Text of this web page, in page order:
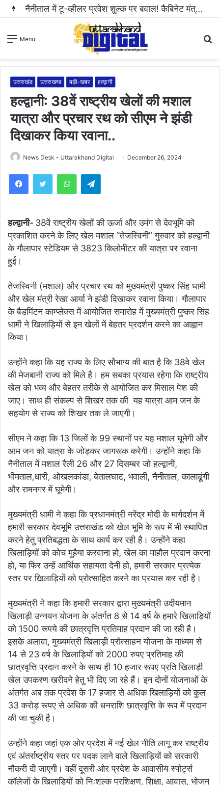
हल्द्वानी: महिला से अभद्रता करने और सोशल मीडिया पर धमकी भरा वीडियो वायरल करने वाला आरोपी गिरफ्तार..
Menu
उत्तराखंड उत्तराखण्ड बड़ी-खबर हल्द्वानी
हल्द्वानी: 38वें राष्ट्रीय खेलों की मशाल
यात्रा और प्रचार रथ को सीएम ने झंडी
दिखाकर किया रवाना..
News Desk - Uttarakhand Digital December 26, 2024
WhatsAppTelegram
हल्द्वानी- 38वें राष्ट्रीय खेलों की ऊर्जा और उमंग से देवभूमि को
प्रकाशित करने के लिए खेल मशाल “तेजस्विनी” गुरुवार को हल्द्वानी
के गौलापार स्टेडियम से 3823 किलोमीटर की यात्रा पर रवाना
हुई।
तेजस्विनी (मशाल) और प्रचार रथ को मुख्यमंत्री पुष्कर सिंह धामी
और खेल मंत्री रेखा आर्या ने झंडी दिखाकर रवाना किया। गौलापार
के बैडमिंटन काम्प्लेक्स में आयोजित समारोह में मुख्यमंत्री पुष्कर सिंह
धामी ने खिलाड़ियों से इन खेलों में बेहतर प्रदर्शन करने का आह्वान
किया।
उन्होंने कहा कि यह राज्य के लिए सौभाग्य की बात है कि 38वे खेल
की मेजबानी राज्य को मिले है। हम सबका प्रयास रहेगा कि राष्ट्रीय
खेल को भव्य और बेहतर तरीके से आयोजित कर मिसाल पेश की
जाए। साथ ही संकल्प से शिखर तक की यह यात्रा आम जन के
सहयोग से राज्य को शिखर तक ले जाएगी।
सीएम ने कहा कि 13 जिलों के 99 स्थानों पर यह मशाल घूमेगी और
आम जन को यात्रा के जोड़कर जागरूक करेगी। उन्होंने कहा कि
नैनीताल में मशाल रैली 26 और 27 दिसम्बर जो हल्द्वानी,
भीमताल,धारी, ओखलकांडा, बेतालघाट, भवाली, नैनीताल, कालाढूंगी
और रामनगर में घूमेगी।
मुख्यमंत्री धामी ने कहा कि प्रधानमंत्री नरेंद्र मोदी के मार्गदर्शन में
हमारी सरकार देवभूमि उत्तराखंड को खेल भूमि के रूप में भी स्थापित
करने हेतु प्रतिबद्धता के साथ कार्य कर रही है। उन्होंने कहा
खिलाड़ियों को कोच मुहैया करवाना हो, खेल का माहौल प्रदान करना
हो, या फिर उन्हें आर्थिक सहायता देनी हो, हमारी सरकार प्रत्येक
स्तर पर खिलाड़ियों को प्रोत्साहित करने का प्रयास कर रही है।
मुख्यमंत्री ने कहा कि हमारी सरकार द्वारा मुख्यमंत्री उदीयमान
खिलाड़ी उन्नयन योजना के अंतर्गत 8 से 14 वर्ष के हमारे खिलाड़ियों
को 1500 रूपये की छात्रवृत्ति प्रतिमाह प्रदान की जा रही है।
इसके अलावा, मुख्यमंत्री खिलाड़ी प्रोत्साहन योजना के माध्यम से
14 से 23 वर्ष के खिलाड़ियों को 2000 रुपए प्रतिमाह की
छात्रवृत्ति प्रदान करने के साथ ही 10 हजार रूपए प्रति खिलाड़ी
खेल उपकरण खरीदने हेतु भी दिए जा रहे हैं। इन दोनों योजनाओं के
अंतर्गत अब तक प्रदेश के 17 हजार से अधिक खिलाड़ियों को कुल
33 करोड़ रूपए से अधिक की धनराशि छात्रवृत्ति के रूप में प्रदान
की जा चुकी है।
उन्होंने कहा जहां एक ओर प्रदेश में नई खेल नीति लागू कर राष्ट्रीय
एवं अंतर्राष्ट्रीय स्तर पर पदक लाने वाले खिलाड़ियों को सरकारी
नौकरी दी जाएगी। वहीं दूसरी ओर प्रदेश के आवासीय स्पोर्ट्स
कॉलेजों के खिलाड़ियों को निःशुल्क प्रशिक्षण, शिक्षा, आवास, भोजन